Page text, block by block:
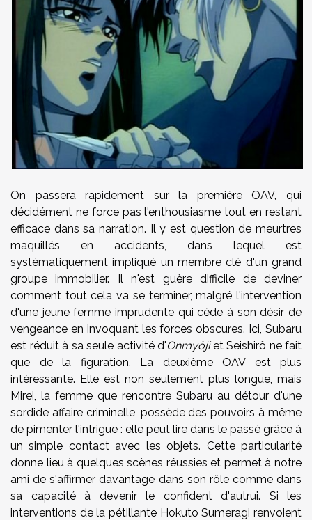
On passera rapidement sur la première OAV, qui
décidément ne force pas l'enthousiasme tout en restant
efficace dans sa narration. Il y est question de meurtres
maquillés en accidents, dans lequel est
systématiquement impliqué un membre clé d'un grand
groupe immobilier. Il n'est guère difficile de deviner
comment tout cela va se terminer, malgré l'intervention
d'une jeune femme imprudente qui cède à son désir de
vengeance en invoquant les forces obscures. Ici, Subaru
est réduit à sa seule activité d'Onmyôjiet Seishirô ne fait
que de la figuration. La deuxième OAV est plus
intéressante. Elle est non seulement plus longue, mais
Mirei, la femme que rencontre Subaru au détour d'une
sordide affaire criminelle, possède des pouvoirs à même
de pimenter l'intrigue : elle peut lire dans le passé grâce à
un simple contact avec les objets. Cette particularité
donne lieu à quelques scènes réussies et permet à notre
ami de s'affirmer davantage dans son rôle comme dans
sa capacité à devenir le confident d'autrui. Si les
interventions de la pétillante Hokuto Sumeragi renvoient